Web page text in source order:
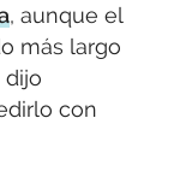
, aunque el
más largo
dijo
con